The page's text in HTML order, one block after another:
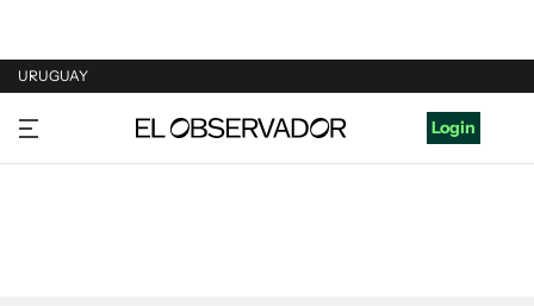
URUGUAY
URUGUAY
ARGENTINA
Login